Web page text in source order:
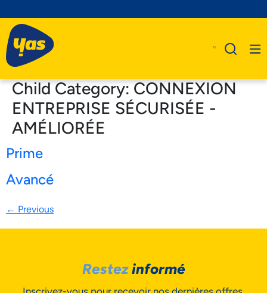
Child Category:CONNEXION
ENTREPRISE SÉCURISÉE -
AMÉLIORÉE
Prime
Avancé
← Previous
Restezinformé